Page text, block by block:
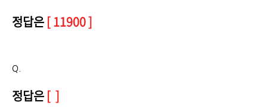
정답은 [ 11900 ]
Q.
정답은 [ ]